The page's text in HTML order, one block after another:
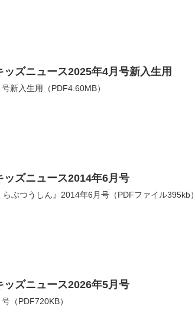
ッズニュース2025年4月号新入生用
新入生用（PDF4.60MB）
ッズニュース2014年6月号
らぶつうしん』2014年6月号（PDFファイル395kb）
ッズニュース2026年5月号
（PDF720KB）